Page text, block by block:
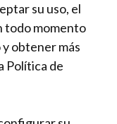
su uso, el
todo momento
obtener más
Política de